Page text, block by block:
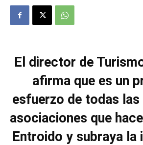
El director de
afirma que es un
esfuerzo de todas
asociaciones que
Entroido y subraya la